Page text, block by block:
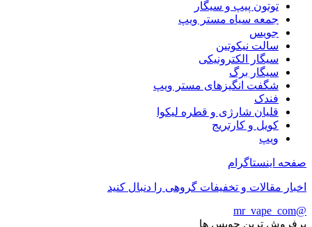
توتون پیپ و سیگار
جمعه سیاه مستر ویپ
جویس
سالت نیکوتین
سیگار الکترونیکی
سیگار برگ
شگفت انگیزهای مستر ویپ
فندک
قلیان شارژی و قطره لیکوا
کویل و کارتریج
ویپ
صفحه اینستاگرام
اخبار مقالات و تخفیفات گروهی را دنبال کنید
@mr_vape_com
پرفروش ترین جویس ها